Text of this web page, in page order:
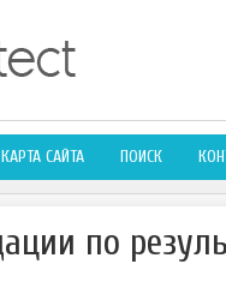
КАРТА САЙТА ПОИСК
по